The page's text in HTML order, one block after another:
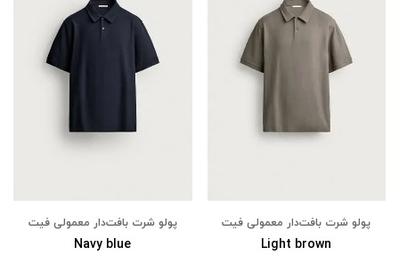
پولو شرت بافت‌دار معمولی فیت
Light brown
پولو شرت بافت‌دار معمولی فیت
Navy blue